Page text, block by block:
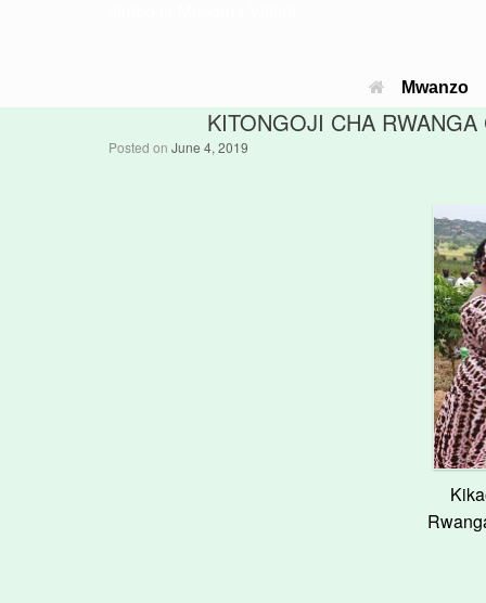
Mwanzo
KITONGOJI CHA
Posted on June 4, 2019